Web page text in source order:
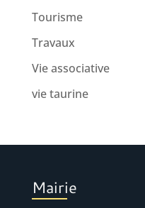
Tourisme
Travaux
Vie associative
vie taurine
Mairie